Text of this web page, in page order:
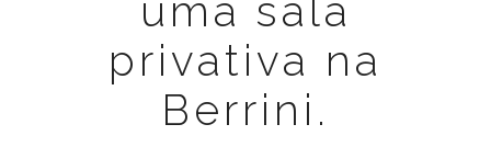
uma sala
privativa na
Berrini.